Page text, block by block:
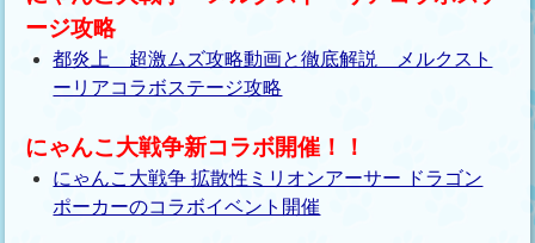
ージ攻略
都炎上 超激ムズ攻略動画と徹底解説 メルクスト
ーリアコラボステージ攻略
にゃんこ大戦争新コラボ開催！！
にゃんこ大戦争 拡散性ミリオンアーサー ドラゴン
ポーカーのコラボイベント開催